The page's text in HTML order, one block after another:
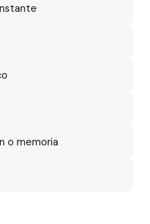
o memoria